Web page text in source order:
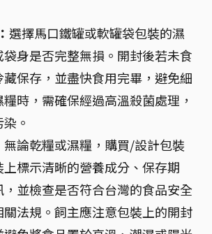
選擇馬口鐵罐或軟罐袋包裝的濕
身是否完整無損。開封後若未食
保存，並盡快食用完畢，避免細
時，需確保經過高溫殺菌處理，
。
無論乾糧或濕糧，購買/設計包裝
標示清晰的營養成分、保存期
並檢查是否符合台灣的食品安全
法規。飼主應注意包裝上的開封